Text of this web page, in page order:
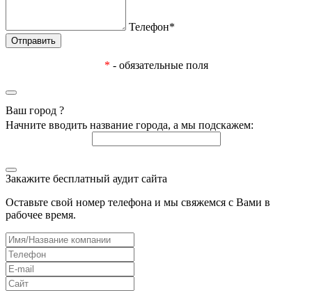
Телефон*
* - обязательные поля
Ваш город ?
Начните вводить название города, а мы подскажем:
Закажите бесплатный аудит сайта
Оставьте свой номер телефона и мы свяжемся с Вами в
рабочее время.